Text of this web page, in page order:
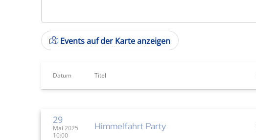
Events auf der Karte anzeigen
Datum Titel
29
Mai 2025
10:00
Himmelfahrt Party